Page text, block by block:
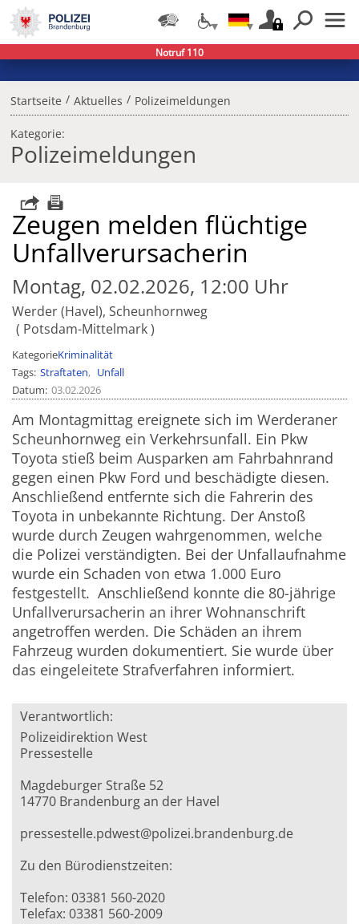
Startseite / Aktuelles / Polizeimeldungen
Kategorie:
Polizeimeldungen
Zeugen melden flüchtige
Unfallverursacherin
Montag, 02.02.2026, 12:00 Uhr
Werder (Havel), Scheunhornweg
Potsdam-Mittelmark
KategorieKriminalität
Tags Straftaten
Unfall
Datum 03.02.2026
Am Montagmittag ereignete sich im Werderaner
Scheunhornweg ein Verkehrsunfall. Ein Pkw
Toyota stieß beim Ausparken am Fahrbahnrand
gegen einen Pkw Ford und beschädigte diesen.
Anschließend entfernte sich die Fahrerin des
Toyota in unbekannte Richtung. Der Anstoß
wurde durch Zeugen wahrgenommen, welche
die Polizei verständigten. Bei der Unfallaufnahme
wurde ein Schaden von etwa 1.000 Euro
festgestellt. Anschließend konnte die 80-jährige
Unfallverursacherin an ihrer Wohnanschrift
angetroffen werden. Die Schäden an ihrem
Fahrzeug wurden dokumentiert. Sie wurde über
das eingeleitete Strafverfahren informiert.
Verantwortlich:
Polizeidirektion West
Pressestelle
Magdeburger Straße 52
14770 Brandenburg an der Havel
pressestelle.pdwest@polizei.brandenburg.de
Zu den Bürodienstzeiten:
Telefon: 03381 560-2020
Telefax: 03381 560-2009
Notruf 110